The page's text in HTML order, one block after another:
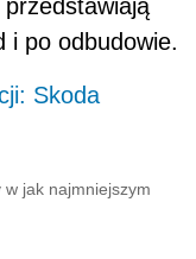
i po odbudowie.
Skoda
w jak najmniejszym